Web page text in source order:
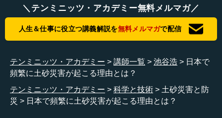
まず最初に、災害とはどのようなものかを考えてみまし
ょう。災害とは、異常な自然現象によって人間の社会生活
や人命の受ける被害であると定義をすると、以下のような
一方に原因となる自然現象があり、他方に人間の場があ
ります。自然現象が人間の生活する場で被害をもたらすこ
とが災害だといわれています。自然現象が人間の生活する
＼テンミニッツ・アカデミー無料メルマガ／
人生＆仕事に役立つ講義解説を無料メルマガで配信
テンミニッツ・アカデミー 講師一覧 池谷浩
日本で
頻繁に土砂災害が起こる理由とは？
テンミニッツ・アカデミー
科学と技術
土砂災害と防
災
日本で頻繁に土砂災害が起こる理由とは？